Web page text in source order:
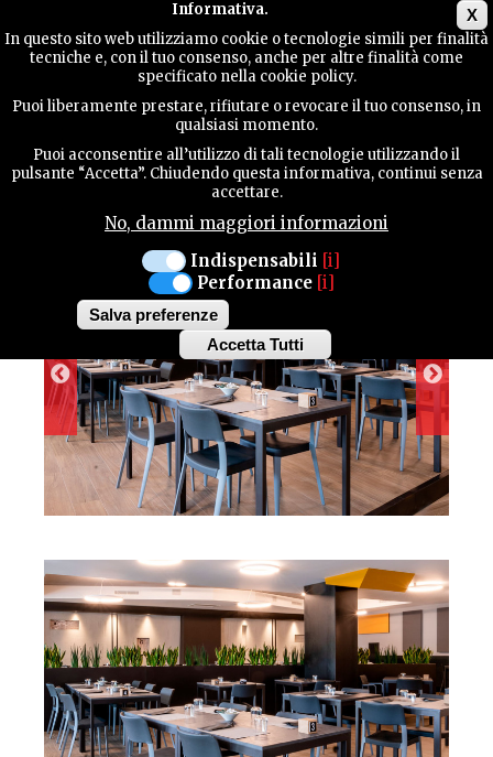
X
Informativa.
In questo sito web utilizziamo cookie o tecnologie simili per finalità
tecniche e, con il tuo consenso, anche per altre finalità come
specificato nella cookie policy.
Puoi liberamente prestare, rifiutare o revocare il tuo consenso, in
qualsiasi momento.
Puoi acconsentire all’utilizzo di tali tecnologie utilizzando il
pulsante “Accetta”. Chiudendo questa informativa, continui senza
accettare.
No, dammi maggiori informazioni
Indispensabili [i]
Performance [i]
Salva preferenze
Accetta Tutti
Withdraw
consent
CONTATTI
RISTORANTE - PIZZERIA
RISTORANTE DA
LUCIANO